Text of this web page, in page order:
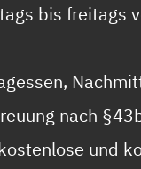
bis freitags
nach
und